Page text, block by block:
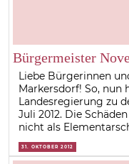
Bürgermeister
Liebe Bürgerinnen
Markersdorf! So, nun
Landesregierung zu
Juli 2012. Die
nicht als
31. OKTOBER 2012